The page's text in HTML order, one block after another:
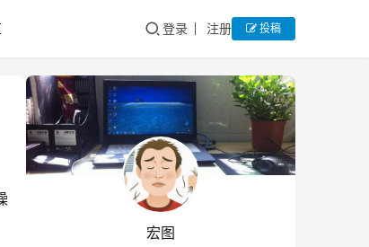
登录 注册 投稿
宏图